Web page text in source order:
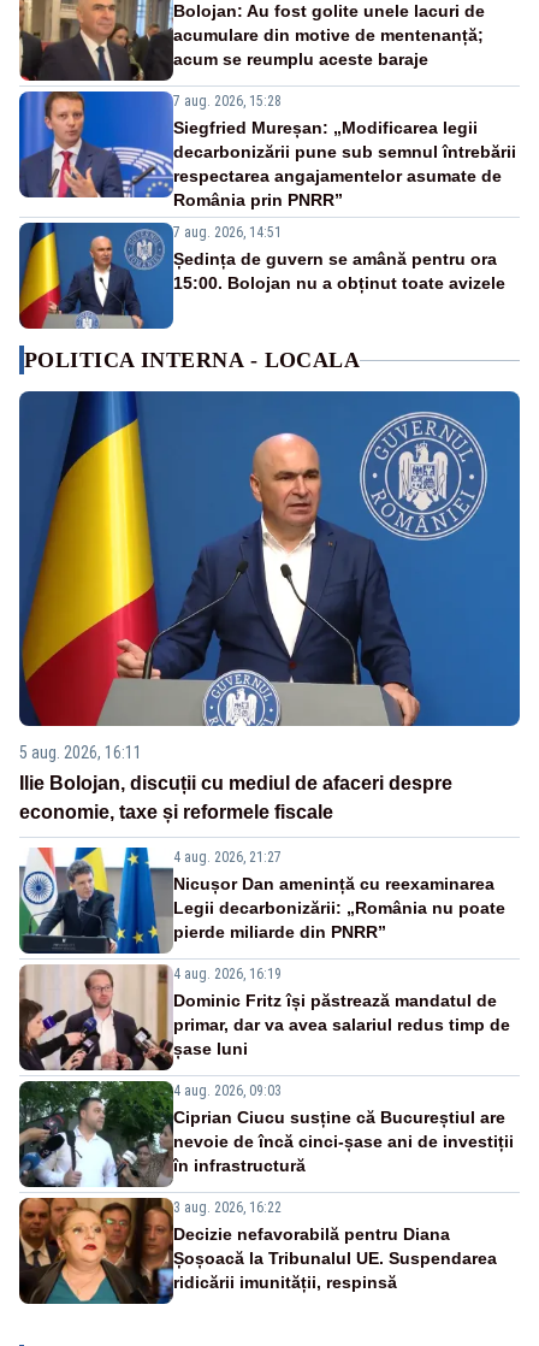
Bolojan: Au fost golite unele lacuri de
acumulare din motive de mentenanță;
acum se reumplu aceste baraje
7 aug. 2026, 15:28
Siegfried Mureșan: „Modificarea legii
decarbonizării pune sub semnul întrebării
respectarea angajamentelor asumate de
România prin PNRR”
7 aug. 2026, 14:51
Ședința de guvern se amână pentru ora
15:00. Bolojan nu a obținut toate avizele
POLITICA INTERNA - LOCALA
5 aug. 2026, 16:11
Ilie Bolojan, discuții cu mediul de afaceri despre
economie, taxe și reformele fiscale
4 aug. 2026, 21:27
Nicușor Dan amenință cu reexaminarea
Legii decarbonizării: „România nu poate
pierde miliarde din PNRR”
4 aug. 2026, 16:19
Dominic Fritz își păstrează mandatul de
primar, dar va avea salariul redus timp de
șase luni
4 aug. 2026, 09:03
Ciprian Ciucu susține că Bucureștiul are
nevoie de încă cinci-șase ani de investiții
în infrastructură
3 aug. 2026, 16:22
Decizie nefavorabilă pentru Diana
Șoșoacă la Tribunalul UE. Suspendarea
ridicării imunității, respinsă